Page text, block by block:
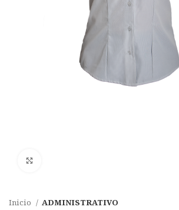
Inicio ADMINISTRATIVO